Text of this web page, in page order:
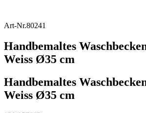
Art-Nr.80241
Handbemaltes
Weiss Ø35 cm
Handbemaltes
Weiss Ø35 cm